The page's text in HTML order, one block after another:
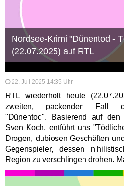
Nordsee-Krimi "Dünentod -
(22.07.2025) auf RTL
22. Juli 2025 14:35 Uhr
RTL wiederholt heute
zweiten, packenden Fall
"Dünentod". Basierend auf
Sven Koch, entführt uns
Drogen, dubiosen Geschäften
Gegenspieler, dessen
Region zu verschlingen drohen.